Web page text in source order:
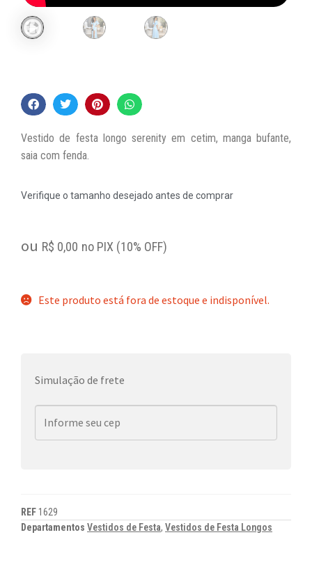
Vestido de festa longo serenity em cetim, manga bufante,
saia com fenda.
Verifique o tamanho desejado antes de comprar
ou R$ 0,00 no PIX (10% OFF)
Este produto está fora de estoque e indisponível.
Simulação de frete
REF 1629
Departamentos Vestidos de Festa, Vestidos de Festa Longos